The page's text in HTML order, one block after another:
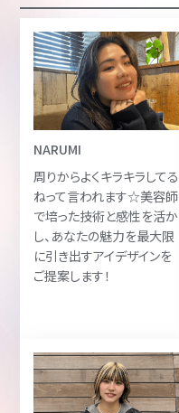
NARUMI
周りからよくキラキラしてる
ねって言われます☆美容師
で培った技術と感性を活か
し、あなたの魅力を最大限
に引き出すアイデザインを
ご提案します！